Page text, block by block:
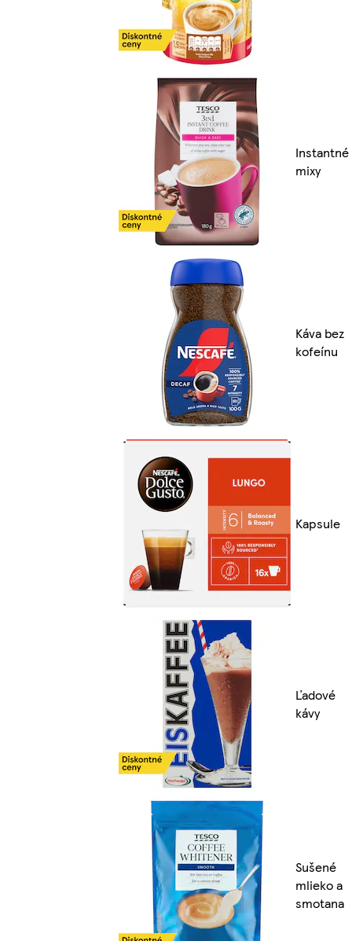
Instantné
mixy
Káva bez
kofeínu
Kapsule
Ľadové
kávy
Sušené
mlieko a
smotana